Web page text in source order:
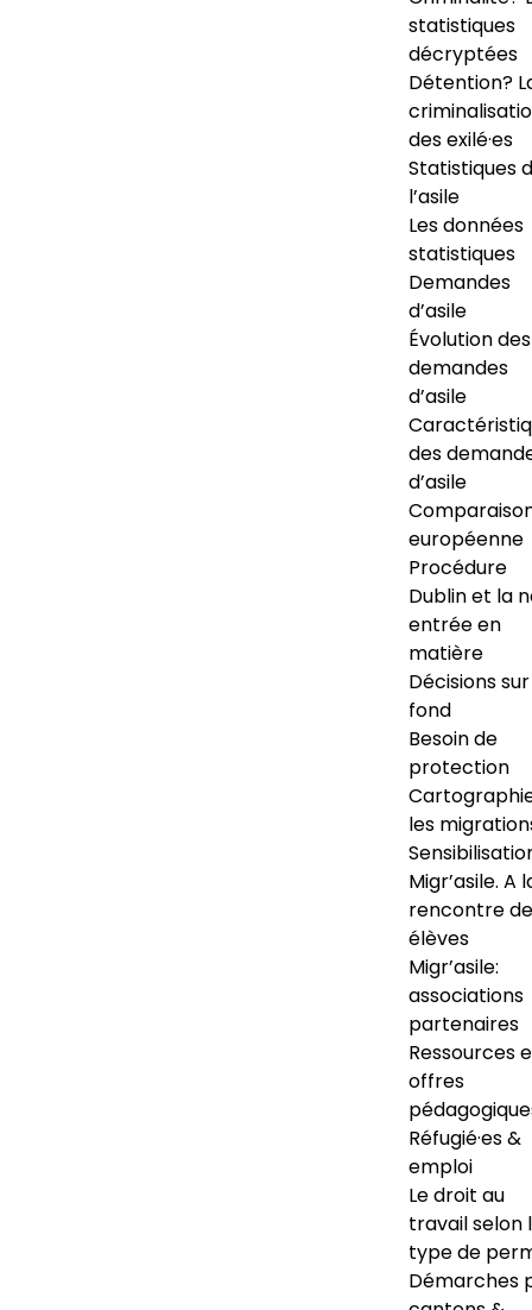
statistiques
décryptées
Détention?
des exilé·es
Statistiques
l’asile
Les données
statistiques
Demandes
d’asile
Évolution des
demandes
d’asile
des
d’asile
européenne
Procédure
Dublin et la
entrée en
matière
Décisions
fond
Besoin de
protection
les
Migr’asile. A
rencontre
élèves
Migr’asile:
associations
partenaires
Ressources
offres
Réfugié·es &
emploi
Le droit au
travail selon
type de
Démarches